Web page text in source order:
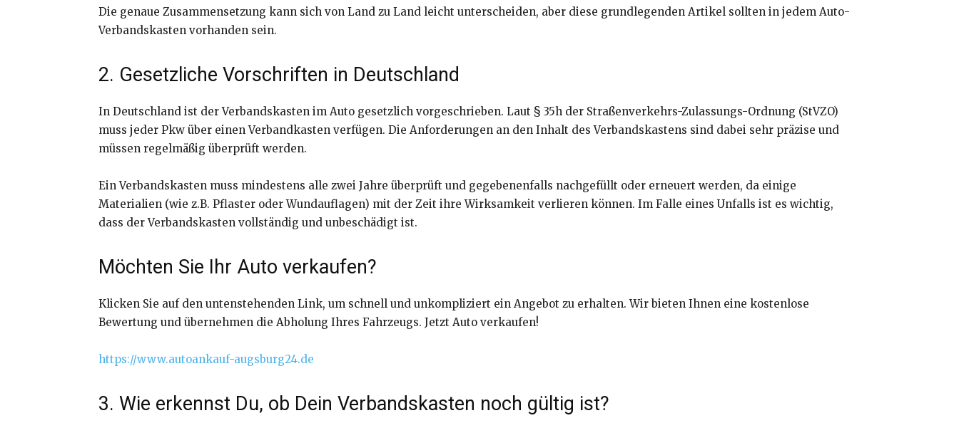
Die genaue Zusammensetzung kann sich von Land zu Land leicht unterscheiden, aber diese grundlegenden Artikel sollten in jedem Auto-
Verbandskasten vorhanden sein.
2. Gesetzliche Vorschriften in Deutschland
In Deutschland ist der Verbandskasten im Auto gesetzlich vorgeschrieben. Laut § 35h der Straßenverkehrs-Zulassungs-Ordnung (StVZO)
muss jeder Pkw über einen Verbandkasten verfügen. Die Anforderungen an den Inhalt des Verbandskastens sind dabei sehr präzise und
müssen regelmäßig überprüft werden.
Ein Verbandskasten muss mindestens alle zwei Jahre überprüft und gegebenenfalls nachgefüllt oder erneuert werden, da einige
Materialien (wie z.B. Pflaster oder Wundauflagen) mit der Zeit ihre Wirksamkeit verlieren können. Im Falle eines Unfalls ist es wichtig,
dass der Verbandskasten vollständig und unbeschädigt ist.
Möchten Sie Ihr Auto verkaufen?
Klicken Sie auf den untenstehenden Link, um schnell und unkompliziert ein Angebot zu erhalten. Wir bieten Ihnen eine kostenlose
Bewertung und übernehmen die Abholung Ihres Fahrzeugs. Jetzt Auto verkaufen!
https://www.autoankauf-augsburg24.de
3. Wie erkennst Du, ob Dein Verbandskasten noch gültig ist?